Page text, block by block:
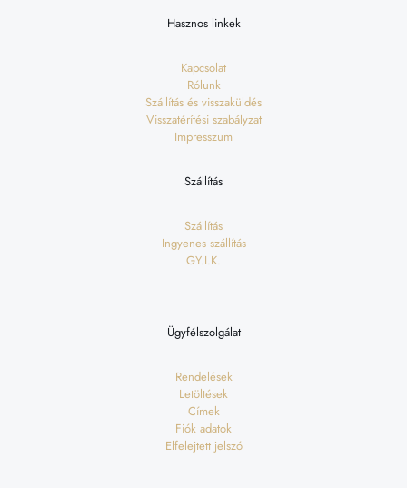
Hasznos linkek
Kapcsolat
Rólunk
Szállítás és visszaküldés
Visszatérítési szabályzat
Impresszum
Szállítás
Szállítás
Ingyenes szállítás
GY.I.K.
Ügyfélszolgálat
Rendelések
Letöltések
Címek
Fiók adatok
Elfelejtett jelszó